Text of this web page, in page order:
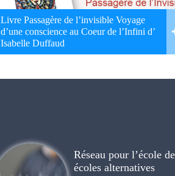
Livre Passagère de l’invisible Voyage
d’une conscience au Coeur de l’Infini d’
Isabelle Duffaud
Réseau pour l’école
écoles alternatives